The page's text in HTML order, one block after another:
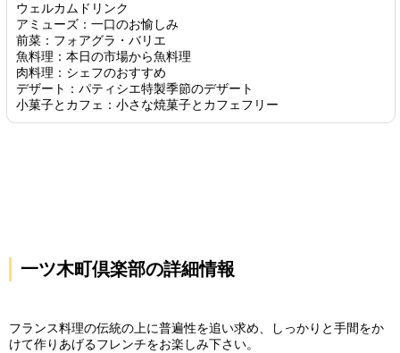
ウェルカムドリンク
アミューズ：一口のお愉しみ
前菜：フォアグラ・バリエ
魚料理：本日の市場から魚料理
肉料理：シェフのおすすめ
デザート：パティシエ特製季節のデザート
小菓子とカフェ：小さな焼菓子とカフェフリー
一ツ木町倶楽部の詳細情報
フランス料理の伝統の上に普遍性を追い求め、しっかりと手間をか
けて作りあげるフレンチをお楽しみ下さい。